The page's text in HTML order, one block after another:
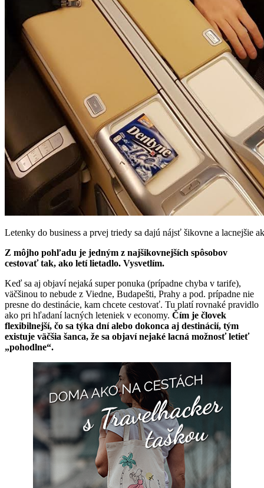
Letenky do business a prvej triedy sa dajú nájsť šikovne a lacnejšie
Z môjho pohľadu je jedným z najšikovnejších spôsobov
cestovať tak, ako letí lietadlo. Vysvetlím.
Keď sa aj objaví nejaká super ponuka (prípadne chyba v tarife),
väčšinou to nebude z Viedne, Budapešti, Prahy a pod. prípadne nie
presne do destinácie, kam chcete cestovať. Tu platí rovnaké pravidlo
ako pri hľadaní lacných leteniek v economy. Čím je človek
flexibilnejší, čo sa týka dní alebo dokonca aj destinácií, tým
existuje väčšia šanca, že sa objaví nejaké lacná možnosť letieť
„pohodlne“.